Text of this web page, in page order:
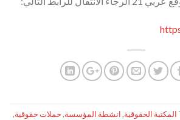
المكتبة الحقوقية,انشطة المؤسسة,حملات حقوقية,